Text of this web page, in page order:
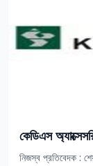
কেডিএস
নিজস্ব প্রতিবেদক :